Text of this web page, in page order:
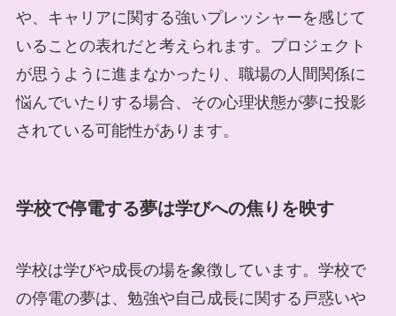
や、キャリアに関する強いプレッシャーを感じて
いることの表れだと考えられます。プロジェクト
が思うように進まなかったり、職場の人間関係に
悩んでいたりする場合、その心理状態が夢に投影
されている可能性があります。
学校で停電する夢は学びへの焦りを映す
学校は学びや成長の場を象徴しています。学校で
の停電の夢は、勉強や自己成長に関する戸惑いや